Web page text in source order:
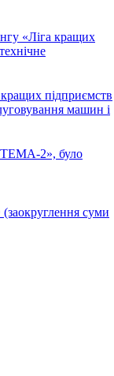
«Ліга кращих
підприємств
машин і
2», було
суми